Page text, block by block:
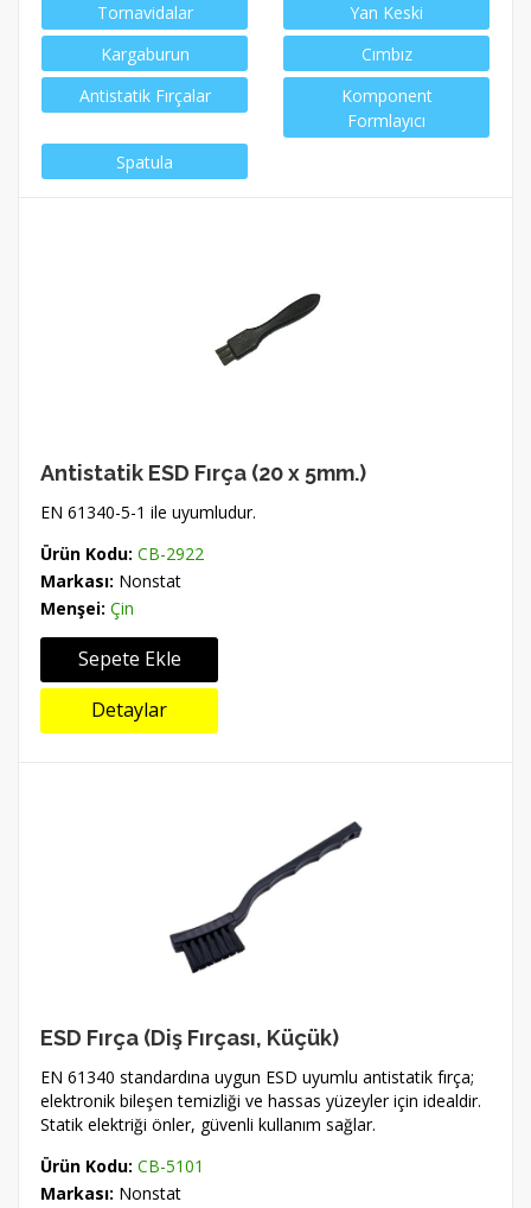
Tornavidalar
Yan Keski
Kargaburun
Cımbız
Antistatik Fırçalar
Komponent
Formlayıcı
Spatula
Antistatik ESD Fırça (20 x 5mm.)
EN 61340-5-1 ile uyumludur.
Ürün Kodu: CB-2922
Markası: Nonstat
Menşei: Çin
Sepete Ekle
Detaylar
ESD Fırça (Diş Fırçası, Küçük)
EN 61340 standardına uygun ESD uyumlu antistatik fırça;
elektronik bileşen temizliği ve hassas yüzeyler için idealdir.
Statik elektriği önler, güvenli kullanım sağlar.
Ürün Kodu: CB-5101
Markası: Nonstat